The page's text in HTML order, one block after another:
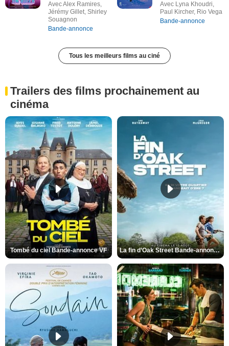
Avec Alex Ramires,
Jérémy Gillet, Shirley
Souagnon
Bande-annonce
Avec Lyna Khoudri,
Paul Kircher, Rio Vega
Bande-annonce
Tous les meilleurs films au ciné
Trailers des films prochainement au
cinéma
Tombé du ciel Bande-annonce VF La fin d’Oak Street Bande-annonce VO STFR